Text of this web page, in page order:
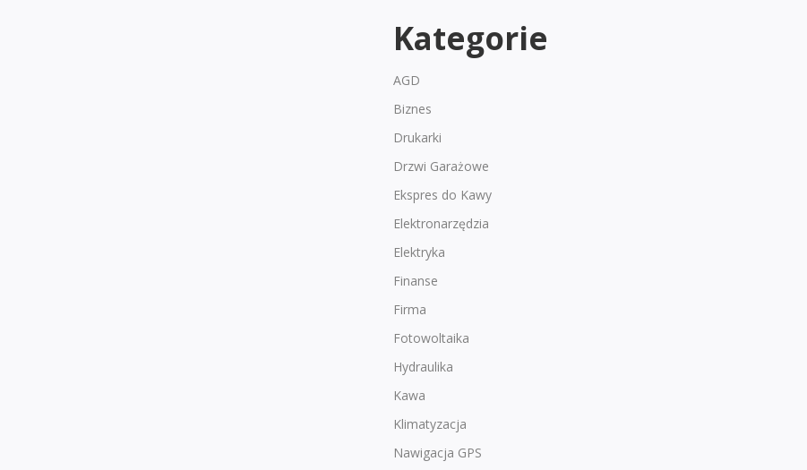
Kategorie
AGD
Biznes
Drukarki
Drzwi Garażowe
Ekspres do Kawy
Elektronarzędzia
Elektryka
Finanse
Firma
Fotowoltaika
Hydraulika
Kawa
Klimatyzacja
Nawigacja GPS